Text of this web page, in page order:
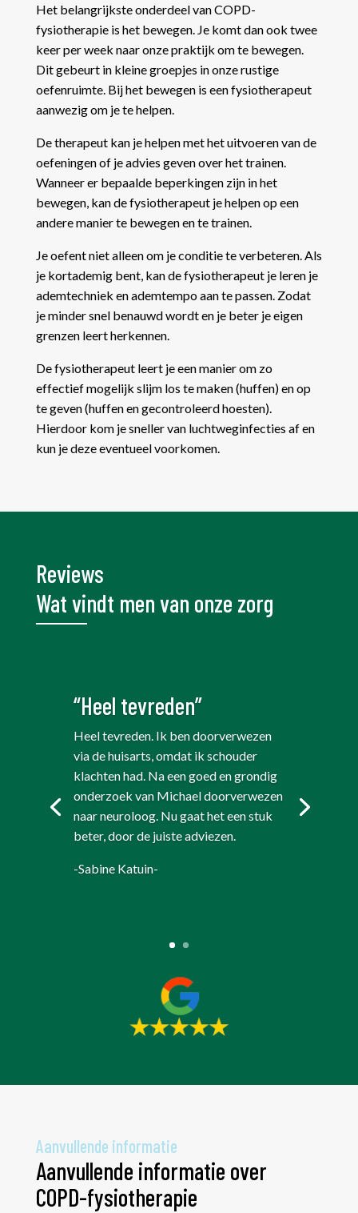
Het belangrijkste onderdeel van COPD-
fysiotherapie is het bewegen. Je komt dan ook twee
keer per week naar onze praktijk om te bewegen.
Dit gebeurt in kleine groepjes in onze rustige
oefenruimte. Bij het bewegen is een fysiotherapeut
aanwezig om je te helpen.
De therapeut kan je helpen met het uitvoeren van de
oefeningen of je advies geven over het trainen.
Wanneer er bepaalde beperkingen zijn in het
bewegen, kan de fysiotherapeut je helpen op een
andere manier te bewegen en te trainen.
Je oefent niet alleen om je conditie te verbeteren. Als
je kortademig bent, kan de fysiotherapeut je leren je
ademtechniek en ademtempo aan te passen. Zodat
je minder snel benauwd wordt en je beter je eigen
grenzen leert herkennen.
De fysiotherapeut leert je een manier om zo
effectief mogelijk slijm los te maken (huffen) en op
te geven (huffen en gecontroleerd hoesten).
Hierdoor kom je sneller van luchtweginfecties af en
kun je deze eventueel voorkomen.
Reviews
Wat vindt men van onze zorg
“Heel tevreden”
Heel tevreden. Ik ben doorverwezen
via de huisarts, omdat ik schouder
klachten had. Na een goed en grondig
onderzoek van Michael doorverwezen
naar neuroloog. Nu gaat het een stuk
beter, door de juiste adviezen.
-Sabine Katuin-
Aanvullende informatie
Aanvullende informatie over
COPD-fysiotherapie